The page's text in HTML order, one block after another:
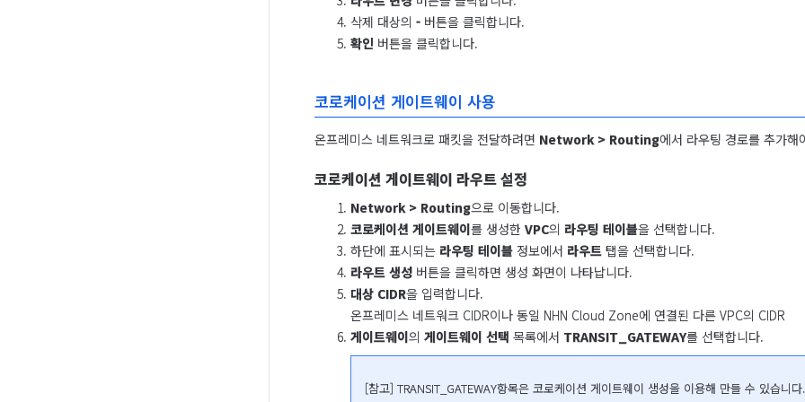
삭제 대상의 - 버튼을 클릭합니다.
확인 버튼을 클릭합니다.
코로케이션 게이트웨이 사용
온프레미스 네트워크로 패킷을 전달하려면 Network > Routing에서 라우팅 경로를 추가해
코로케이션 게이트웨이 라우트 설정
Network > Routing으로 이동합니다.
코로케이션 게이트웨이를 생성한 VPC의 라우팅 테이블을 선택합니다.
하단에 표시되는 라우팅 테이블 정보에서 라우트 탭을 선택합니다.
라우트 생성 버튼을 클릭하면 생성 화면이 나타납니다.
대상 CIDR을 입력합니다.
온프레미스 네트워크 CIDR이나 동일 NHN Cloud Zone에 연결된 다른 VPC의 CIDR
게이트웨이의 게이트웨이 선택 목록에서 TRANSIT_GATEWAY를 선택합니다.
[참고] TRANSIT_GATEWAY항목은 코로케이션 게이트웨이 생성을 이용해 만들 수 있습니다.